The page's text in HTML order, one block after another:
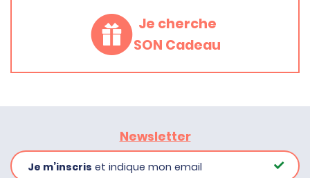
Je cherche
SON Cadeau
Newsletter
Je m’inscris et indique mon email